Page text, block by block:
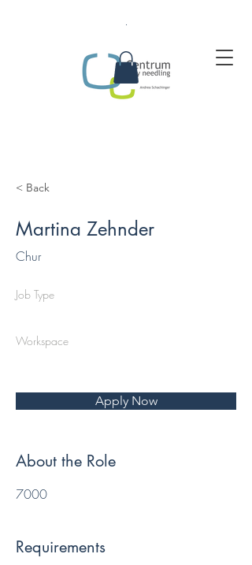
.
< Back
Martina Zehnder
Chur
Job Type
Workspace
Apply Now
About the Role
7000
Requirements